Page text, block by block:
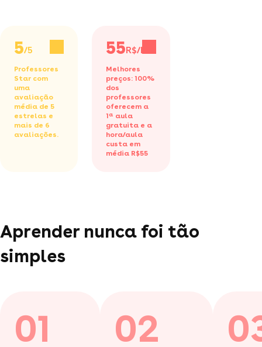
5/5
Professores
Star com
uma
avaliação
média de 5
estrelas e
mais de 6
avaliações.
55R$/h
Melhores
preços: 100%
dos
professores
oferecem a
1ª aula
gratuita e a
hora/aula
custa em
média R$55
Aprender nunca foi tão
simples
01 02